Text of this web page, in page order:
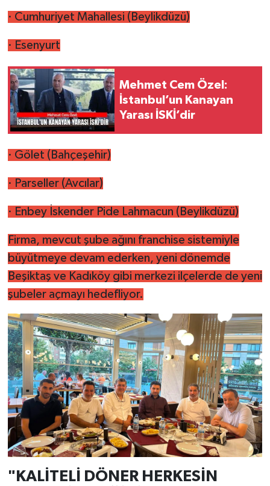
· Cumhuriyet Mahallesi (Beylikdüzü)
· Esenyurt
Mehmet Cem Özel:
İstanbul’un Kanayan
Yarası İSKİ’dir
· Gölet (Bahçeşehir)
· Parseller (Avcılar)
· Enbey İskender Pide Lahmacun (Beylikdüzü)
Firma, mevcut şube ağını franchise sistemiyle
büyütmeye devam ederken, yeni dönemde
Beşiktaş ve Kadıköy gibi merkezi ilçelerde de yeni
şubeler açmayı hedefliyor.
"KALİTELİ DÖNER HERKESİN